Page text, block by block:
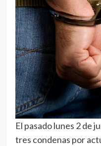
El pasado lunes 2 de
tres condenas por